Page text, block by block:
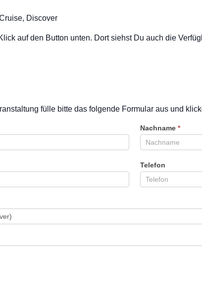
Discover
auf den Button unten. Dort siehst Du auch die
fülle bitte das folgende Formular aus und
Nachname *
Telefon